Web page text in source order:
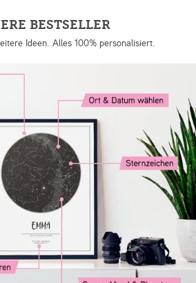
BESTSELLER
Ideen. Alles 100% personalisiert.